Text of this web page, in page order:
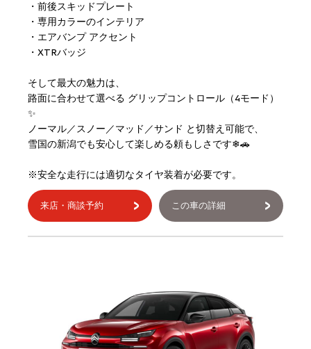
・前後スキッドプレート
・専用カラーのインテリア
・エアバンプ アクセント
・XTRバッジ
そして最大の魅力は、
路面に合わせて選べる グリップコントロール（4モード）
✨
ノーマル／スノー／マッド／サンド と切替え可能で、
雪国の新潟でも安心して楽しめる頼もしさです❄🚗
※安全な走行には適切なタイヤ装着が必要です。
来店・商談予約 この車の詳細